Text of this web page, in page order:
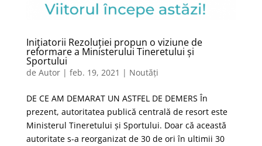
Inițiatorii Rezoluției propun o viziune de
reformare a Ministerului Tineretului și
Sportului
de Autor| feb. 19, 2021 | Noutăți
DE CE AM DEMARAT UN ASTFEL DE DEMERS În
prezent, autoritatea publică centrală de resort este
Ministerul Tineretului și Sportului. Doar că această
autoritate s-a reorganizat de 30 de ori în ultimii 30